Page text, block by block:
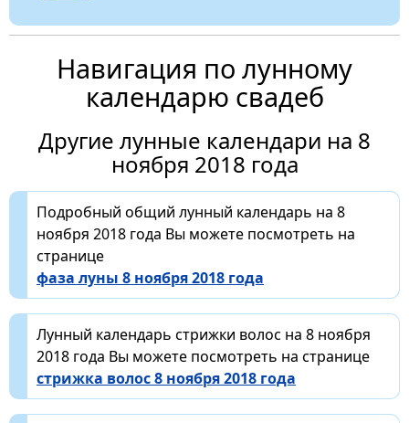
Навигация по лунному
календарю свадеб
Другие лунные календари на 8
ноября 2018 года
Подробный общий лунный календарь на 8
ноября 2018 года Вы можете посмотреть на
странице
фаза луны 8 ноября 2018 года
Лунный календарь стрижки волос на 8 ноября
2018 года Вы можете посмотреть на странице
стрижка волос 8 ноября 2018 года